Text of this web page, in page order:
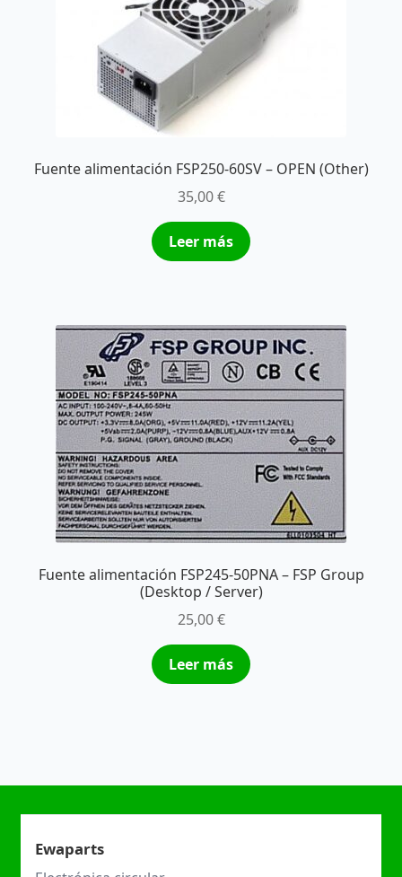
Fuente alimentación FSP250-60SV – OPEN (Other)
35,00€
Leer más
Fuente alimentación FSP245-50PNA – FSP Group
(Desktop / Server)
25,00€
Leer más
Ewaparts